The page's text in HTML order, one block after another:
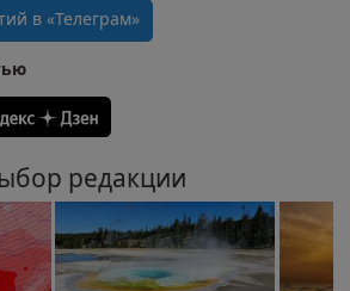
в «Телеграм»
редакции